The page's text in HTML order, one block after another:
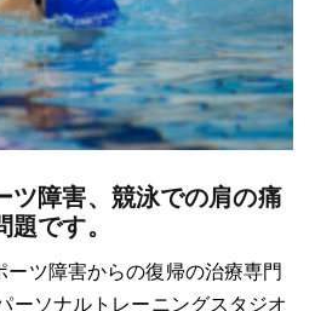
ツ障害、競泳での肩の痛
です。
ツ障害からの復帰の治療専門
ーソナルトレーニングスタジオ